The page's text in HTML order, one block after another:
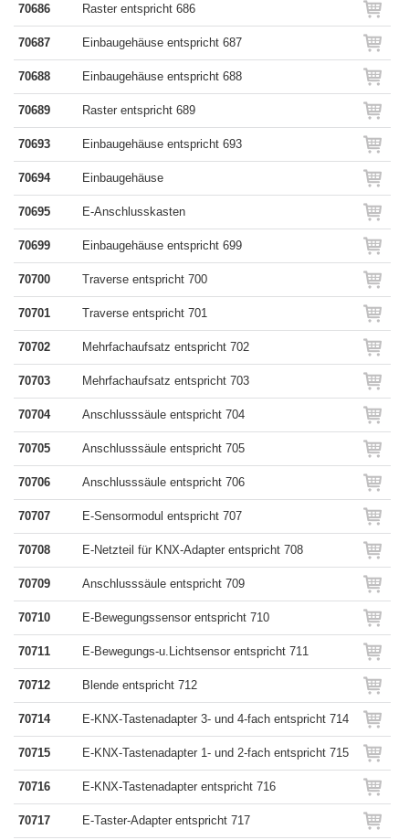
70686 Raster entspricht 686
70687 Einbaugehäuse entspricht 687
70688 Einbaugehäuse entspricht 688
70689 Raster entspricht 689
70693 Einbaugehäuse entspricht 693
70694 Einbaugehäuse
70695 E-Anschlusskasten
70699 Einbaugehäuse entspricht 699
70700 Traverse entspricht 700
70701 Traverse entspricht 701
70702 Mehrfachaufsatz entspricht 702
70703 Mehrfachaufsatz entspricht 703
70704 Anschlusssäule entspricht 704
70705 Anschlusssäule entspricht 705
70706 Anschlusssäule entspricht 706
70707 E-Sensormodul entspricht 707
70708 E-Netzteil für KNX-Adapter entspricht 708
70709 Anschlusssäule entspricht 709
70710 E-Bewegungssensor entspricht 710
70711 E-Bewegungs-u.Lichtsensor entspricht 711
70712 Blende entspricht 712
70714 E-KNX-Tastenadapter 3- und 4-fach entspricht 714
70715 E-KNX-Tastenadapter 1- und 2-fach entspricht 715
70716 E-KNX-Tastenadapter entspricht 716
70717 E-Taster-Adapter entspricht 717